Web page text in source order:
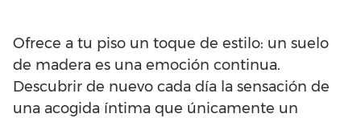
Ofrece a tu piso un toque de estilo: un suelo
de madera es una emoción continua.
Descubrir de nuevo cada día la sensación de
una acogida íntima que únicamente un